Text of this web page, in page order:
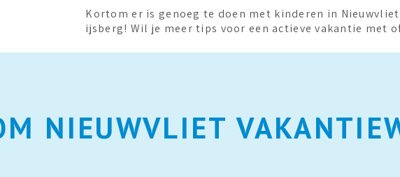
Kortom er is genoeg te doen met kinderen in
ijsberg! Wil je meer tips voor een actieve vakantie met
NIEUWVLIET